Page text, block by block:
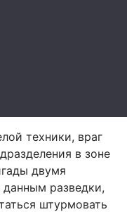
техники, враг
в зоне
двумя
разведки,
штурмовать